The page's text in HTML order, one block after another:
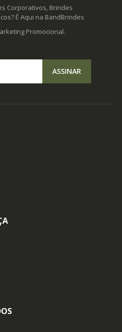
Corporativos, Brindes
É Aqui na BandBrindes
Promocional.
ASSINAR